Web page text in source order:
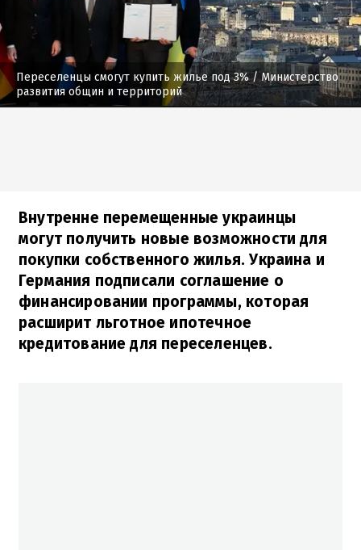
Переселенцы смогут купить жилье под 3%/ Министерство
развития общин и территорий
Внутренне перемещенные украинцы
могут получить новые возможности для
покупки собственного жилья. Украина и
Германия подписали соглашение о
финансировании программы, которая
расширит льготное ипотечное
кредитование для переселенцев.